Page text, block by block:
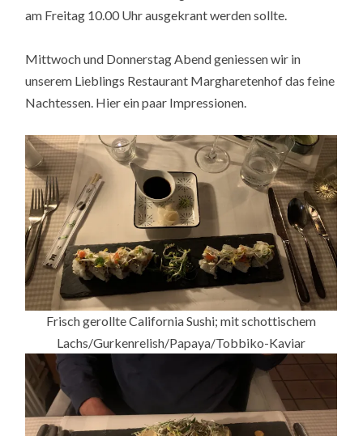
am Freitag 10.00 Uhr ausgekrant werden sollte.
Mittwoch und Donnerstag Abend geniessen wir in
unserem Lieblings Restaurant Margharetenhof das feine
Nachtessen. Hier ein paar Impressionen.
Frisch gerollte California Sushi; mit schottischem
Lachs/Gurkenrelish/Papaya/Tobbiko-Kaviar